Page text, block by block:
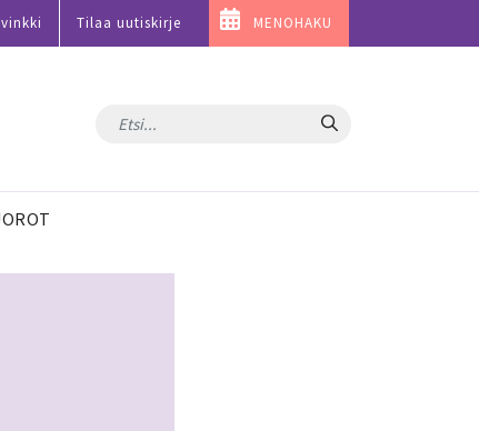
Tilaa uutiskirje MENOHAKU
Hae